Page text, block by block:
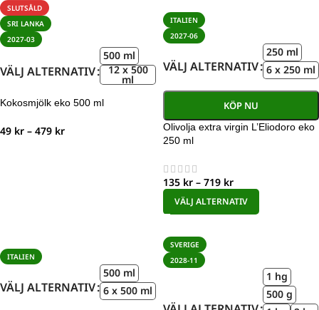
SLUTSÅLD
SRI LANKA
2027-03
VÄLJ ALTERNATIV
500 ml
12 x 500
ml
Kokosmjölk eko 500 ml
49 kr – 479 kr
ITALIEN
2027-06
VÄLJ ALTERNATIV
250 ml
6 x 250 ml
KÖP NU
Olivolja extra virgin L’Eliodoro eko
250 ml
135 kr – 719 kr
VÄLJ ALTERNATIV
ITALIEN
VÄLJ ALTERNATIV
500 ml
6 x 500 ml
SVERIGE
2028-11
1 hg
500 g